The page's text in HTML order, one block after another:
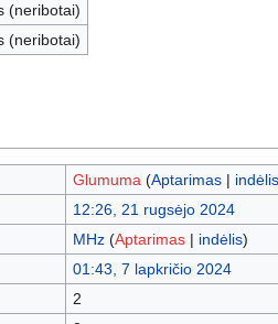
(neribotai)
(neribotai)
Glumuma (Aptarimas| indėlis
12:26, 21 rugsėjo 2024
MHz (Aptarimas| indėlis)
01:43, 7 lapkričio 2024
2